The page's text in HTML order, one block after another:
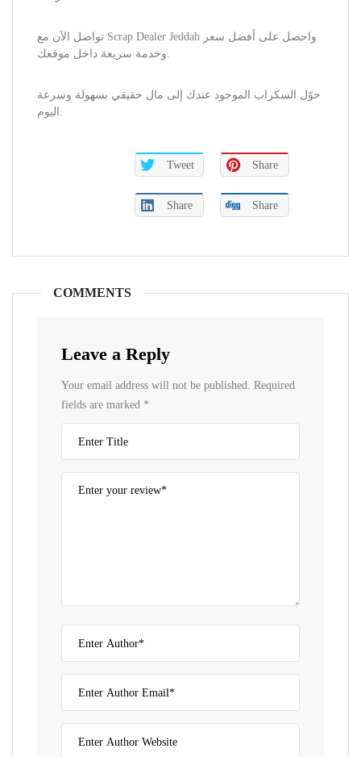
تواصل الآن مع Scrap Dealer Jeddah واحصل على أفضل سعر
وخدمة سريعة داخل موقعك.
حوّل السكراب الموجود عندك إلى مال حقيقي بسهولة وسرعة
اليوم.
Tweet Share
Share Share
COMMENTS
Leave a Reply
Your email address will not be published. Required
fields are marked *